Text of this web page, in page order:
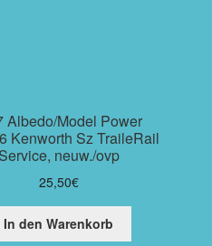
Albedo/Model Power
Kenworth Sz TraileRail
Service, neuw./ovp
25,50€
In den Warenkorb